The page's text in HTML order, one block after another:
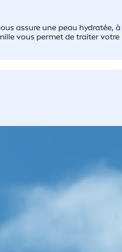
assure une peau hydratée,
vous permet de traiter